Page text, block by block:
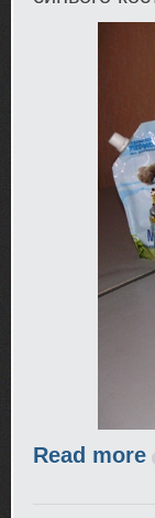
Read more